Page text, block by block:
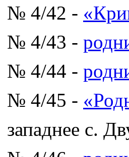
№ 4/42 -
№ 4/43 -
№ 4/44 -
№ 4/45 -
западнее с.